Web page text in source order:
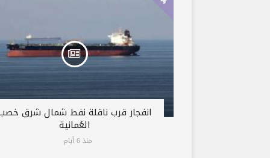
انفجار قرب ناقلة نفط شمال شرق
العُمانية
منذ 6 أيام